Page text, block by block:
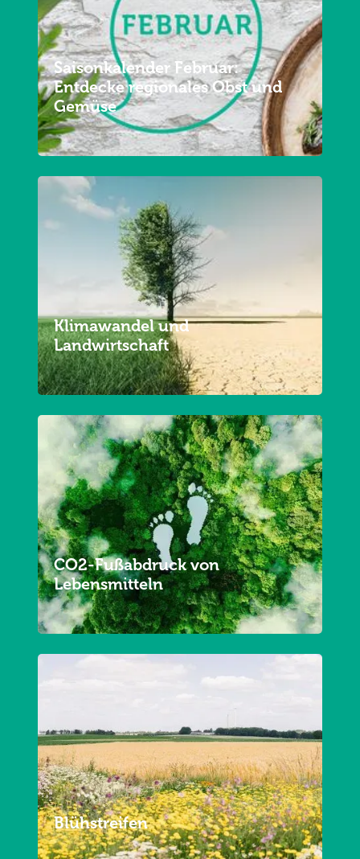
Saisonkalender Februar:
Entdecke regionales Obst und
Gemüse
Klimawandel und
Landwirtschaft
CO2-Fußabdruck von
Lebensmitteln
Blühstreifen